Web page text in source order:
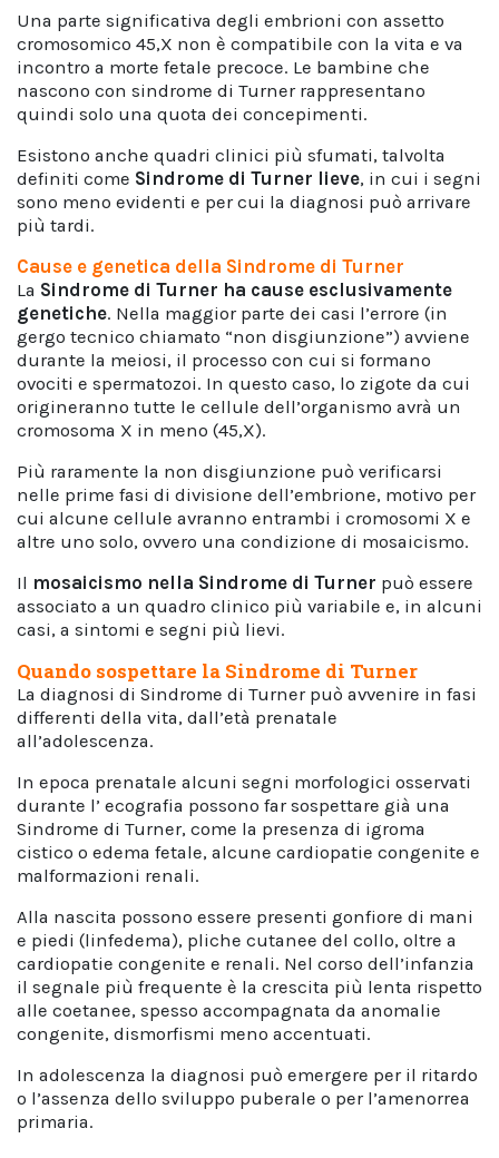
Una parte significativa degli embrioni con assetto
cromosomico 45,X non è compatibile con la vita e va
incontro a morte fetale precoce. Le bambine che
nascono con sindrome di Turner rappresentano
quindi solo una quota dei concepimenti.
Esistono anche quadri clinici più sfumati, talvolta
definiti come Sindrome di Turner lieve, in cui i segni
sono meno evidenti e per cui la diagnosi può arrivare
più tardi.
Cause e genetica della Sindrome di Turner
La Sindrome di Turner ha cause esclusivamente
genetiche. Nella maggior parte dei casi l’errore (in
gergo tecnico chiamato “non disgiunzione”) avviene
durante la meiosi, il processo con cui si formano
ovociti e spermatozoi. In questo caso, lo zigote da cui
origineranno tutte le cellule dell’organismo avrà un
cromosoma X in meno (45,X).
Più raramente la non disgiunzione può verificarsi
nelle prime fasi di divisione dell’embrione, motivo per
cui alcune cellule avranno entrambi i cromosomi X e
altre uno solo, ovvero una condizione di mosaicismo.
Il mosaicismo nella Sindrome di Turner può essere
associato a un quadro clinico più variabile e, in alcuni
casi, a sintomi e segni più lievi.
Quando sospettare la Sindrome di Turner
La diagnosi di Sindrome di Turner può avvenire in fasi
differenti della vita, dall’età prenatale
all’adolescenza.
In epoca prenatale alcuni segni morfologici osservati
durante l’ ecografia possono far sospettare già una
Sindrome di Turner, come la presenza di igroma
cistico o edema fetale, alcune cardiopatie congenite e
malformazioni renali.
Alla nascita possono essere presenti gonfiore di mani
e piedi (linfedema), pliche cutanee del collo, oltre a
cardiopatie congenite e renali. Nel corso dell’infanzia
il segnale più frequente è la crescita più lenta rispetto
alle coetanee, spesso accompagnata da anomalie
congenite, dismorfismi meno accentuati.
In adolescenza la diagnosi può emergere per il ritardo
o l’assenza dello sviluppo puberale o per l’amenorrea
primaria.